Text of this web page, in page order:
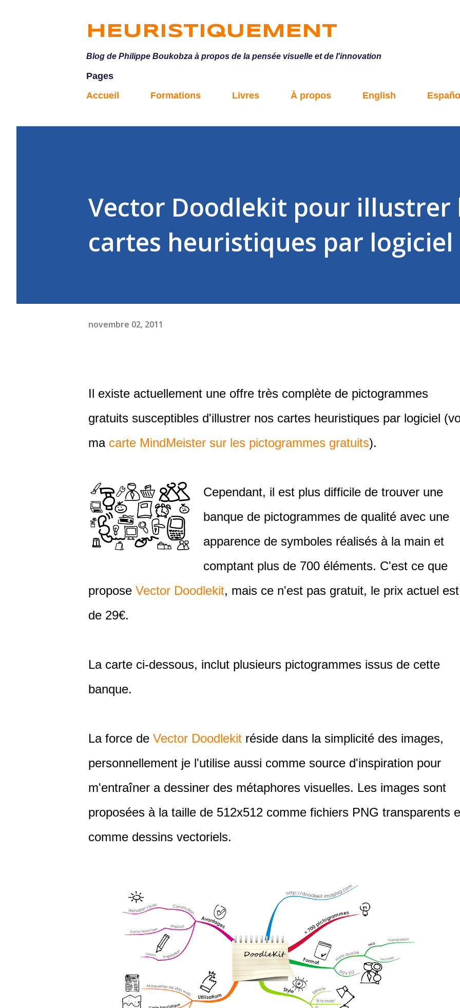
HEURISTIQUEMENT
Blog de Philippe Boukobza à propos de la pensée visuelle et de l'innovation
Pages
Accueil
Formations Livres À propos English
Vector Doodlekit pour illustrer
cartes heuristiques par logiciel
novembre 02, 2011
Il existe actuellement une offre très complète de pictogrammes
gratuits susceptibles d'illustrer nos cartes heuristiques par logiciel
macarte MindMeister sur les pictogrammes gratuits).
Cependant, il est plus difficile de trouver une
banque de pictogrammes de qualité avec une
apparence de symboles réalisés à la main et
comptant plus de 700 éléments. C'est ce que
propose Vector Doodlekit, mais ce n'est pas gratuit, le prix actuel est
de 29€.
La carte ci-dessous, inclut plusieurs pictogrammes issus de cette
banque.
La force de Vector Doodlekit réside dans la simplicité des images,
personnellement je l'utilise aussi comme source d'inspiration pour
m'entraîner a dessiner des métaphores visuelles. Les images sont
proposées à la taille de 512x512 comme fichiers PNG transparents
comme dessins vectoriels.